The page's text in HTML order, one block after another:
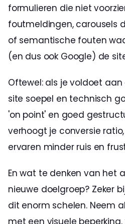
formulieren die niet
foutmeldingen, carousels
of semantische fouten
Oftewel: als je voldoet
site soepel en technisch
'on point' en goed
verhoogt je conversie
ervaren minder ruis en
En wat te denken van het
nieuwe doelgroep? Zeker
dit enorm schelen. Neem
met een visuele